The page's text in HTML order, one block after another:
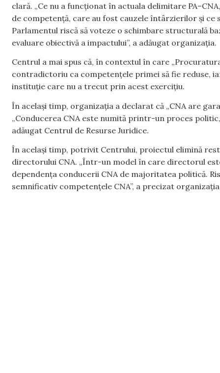
clară. „Ce nu a funcționat în actuala delimitare
de competență, care au fost cauzele întârzierilor și ce
Parlamentul riscă să voteze o schimbare structurală
evaluare obiectivă a impactului”, a adăugat organizația.
Centrul a mai spus că, în contextul în care
contradictoriu ca competențele primei să fie reduse,
instituție care nu a trecut prin acest exercițiu.
În același timp, organizația a declarat că „CNA are
„Conducerea CNA este numită printr-un proces
adăugat Centrul de Resurse Juridice.
În același timp, potrivit Centrului, proiectul elimină
directorului CNA. „Într-un model în care directorul
dependența conducerii CNA de majoritatea politică.
semnificativ competențele CNA”, a precizat